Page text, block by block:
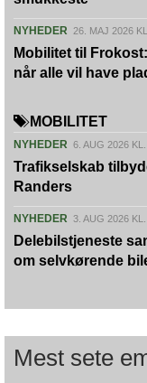
NYHEDER 26. MAJ 2026
Mobilitet til
når alle vil have
MOBILITET
NYHEDER 6. AUG 2026
Trafikselskab
Randers
NYHEDER 3. AUG 2026
Delebilstjeneste
om selvkørende
Mest sete